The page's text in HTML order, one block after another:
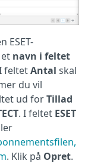
ESET-
navn i feltet
feltetAntal skal
du vil
ud forTillad
. I feltet ESET
. Klik på Opret.